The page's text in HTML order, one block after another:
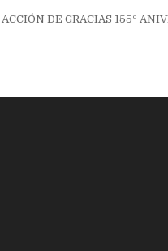
DE GRACIAS 155º